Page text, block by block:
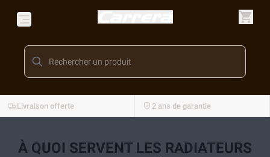
Livraison offerte 2 ans de garantie
À QUOI SERVENT LES RADIATEURS